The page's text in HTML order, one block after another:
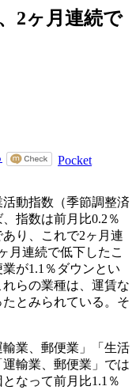
2ヶ月連続で
Pocket
動指数（季節調整済
指数は前月比0.2％
あり、これで2ヶ月連
月連続で低下したこ
が1.1％ダウンとい
らの業種は、運賃な
とみられている。そ
業、郵便業」「生活
輸業、郵便業」では
なって前月比1.1％